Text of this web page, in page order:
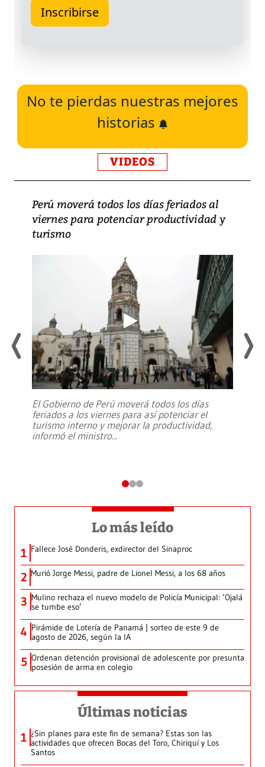
No te pierdas nuestras mejores
historias
VIDEOS
Perú moverá todos los días feriados al
viernes para potenciar productividad y
turismo
El Gobierno de Perú moverá todos los días
feriados a los viernes para así potenciar el
turismo interno y mejorar la productividad,
informó el ministro...
Lo más leído
1 Fallece José Donderis, exdirector del Sinaproc
2 Murió Jorge Messi, padre de Lionel Messi, a los 68 años
3 Mulino rechaza el nuevo modelo de Policía Municipal: ‘Ojalá
se tumbe eso’
4 Pirámide de Lotería de Panamá | sorteo de este 9 de
agosto de 2026, según la IA
5 Ordenan detención provisional de adolescente por presunta
posesión de arma en colegio
Últimas noticias
1 ¿Sin planes para este fin de semana? Estas son las
actividades que ofrecen Bocas del Toro, Chiriquí y Los
Santos